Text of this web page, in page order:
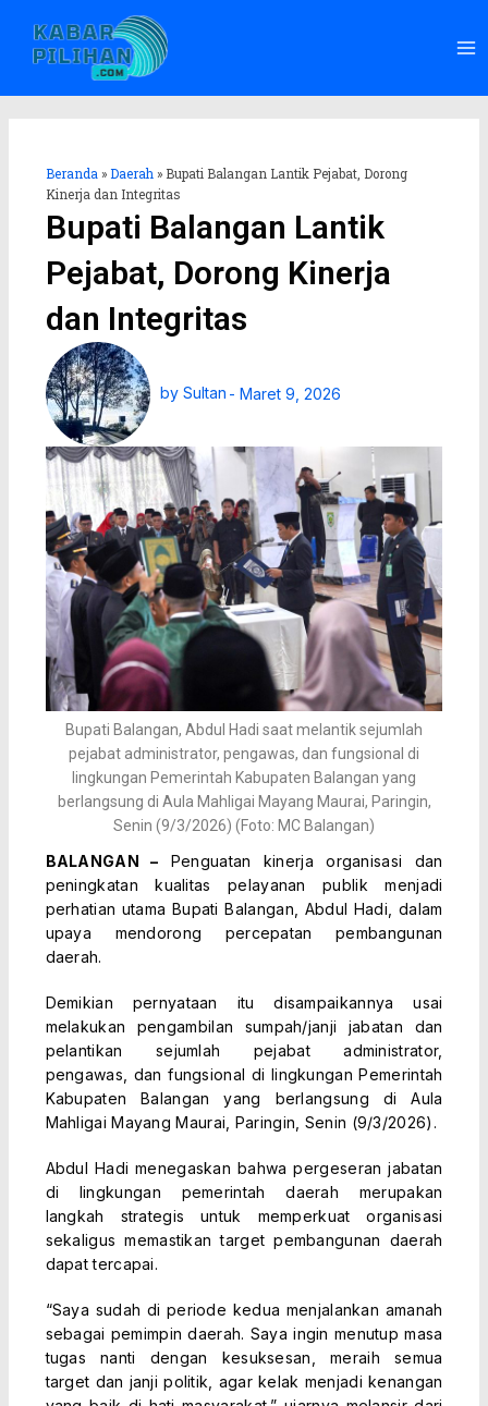
konten
Beranda » Daerah » Bupati Balangan Lantik Pejabat, Dorong
Kinerja dan Integritas
Bupati Balangan Lantik
Pejabat, Dorong Kinerja
dan Integritas
bySultan - Maret 9, 2026
Bupati Balangan, Abdul Hadi saat melantik sejumlah
pejabat administrator, pengawas, dan fungsional di
lingkungan Pemerintah Kabupaten Balangan yang
berlangsung di Aula Mahligai Mayang Maurai, Paringin,
Senin (9/3/2026) (Foto: MC Balangan)
BALANGAN – Penguatan kinerja organisasi dan
peningkatan kualitas pelayanan publik menjadi
perhatian utama Bupati Balangan, Abdul Hadi, dalam
upaya mendorong percepatan pembangunan
daerah.
Demikian pernyataan itu disampaikannya usai
melakukan pengambilan sumpah/janji jabatan dan
pelantikan sejumlah pejabat administrator,
pengawas, dan fungsional di lingkungan Pemerintah
Kabupaten Balangan yang berlangsung di Aula
Mahligai Mayang Maurai, Paringin, Senin (9/3/2026).
Abdul Hadi menegaskan bahwa pergeseran jabatan
di lingkungan pemerintah daerah merupakan
langkah strategis untuk memperkuat organisasi
sekaligus memastikan target pembangunan daerah
dapat tercapai.
“Saya sudah di periode kedua menjalankan amanah
sebagai pemimpin daerah. Saya ingin menutup masa
tugas nanti dengan kesuksesan, meraih semua
target dan janji politik, agar kelak menjadi kenangan